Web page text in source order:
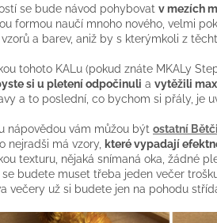
se bude návod pohybovat v mezích
formou naučí mnoho nového, velmi
a barev, aniž by s kterýmkoli z
tohoto KALu (pokud znáte MKALy
si u pletení odpočinuli a vytěžili
a to poslední, co bychom si přály, je
nápovědou vám můžou být ostatní
nejradši má vzory, které vypadají
texturu, nějaká snímaná oka, žádné
budete muset třeba jeden večer
večery už si budete jen na pohodu